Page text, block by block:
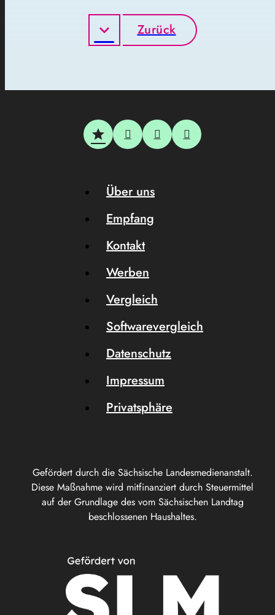
Zurück
Gefördert durch die Sächsische Landesmedienanstalt.
Diese Maßnahme wird mitfinanziert durch Steuermittel
auf der Grundlage des vom Sächsischen Landtag
beschlossenen Haushaltes.
Über uns
Empfang
Kontakt
Werben
Vergleich
Softwarevergleich
Datenschutz
Impressum
Privatsphäre